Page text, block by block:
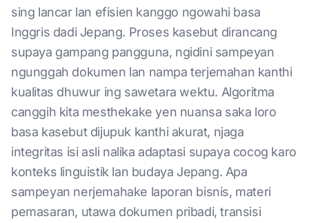
sing lancar lan efisien kanggo ngowahi basa
Inggris dadi Jepang. Proses kasebut dirancang
supaya gampang pangguna, ngidini sampeyan
ngunggah dokumen lan nampa terjemahan kanthi
kualitas dhuwur ing sawetara wektu. Algoritma
canggih kita mesthekake yen nuansa saka loro
basa kasebut dijupuk kanthi akurat, njaga
integritas isi asli nalika adaptasi supaya cocog karo
konteks linguistik lan budaya Jepang. Apa
sampeyan nerjemahake laporan bisnis, materi
pemasaran, utawa dokumen pribadi, transisi